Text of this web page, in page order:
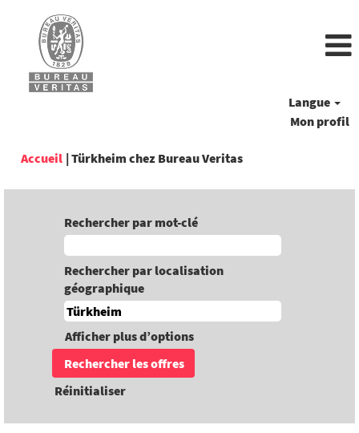
Langue
Mon profil
Accueil | Türkheim chez Bureau Veritas(page
Rechercher par mot-clé
Rechercher par localisation
géographique
Afficher plus d’options
Réinitialiser